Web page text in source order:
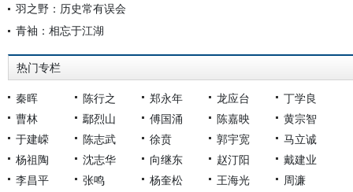
羽之野：历史常有误会
青袖：相忘于江湖
热门专栏
秦晖 陈行之 郑永年 龙应台
丁学良
曹林
鄢烈山 傅国涌 陈嘉映
黄宗智
于建嵘
陈志武 徐贲 郭宇宽
马立诚
杨祖陶
沈志华 向继东 赵汀阳
戴建业
李昌平
张鸣 杨奎松 王海光
周濂